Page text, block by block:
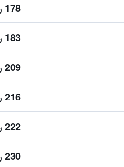
178 ﷼
183 ﷼
209 ﷼
216 ﷼
222 ﷼
230 ﷼